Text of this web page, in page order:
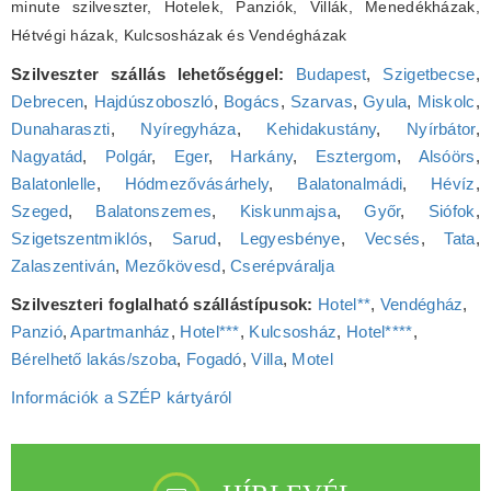
minute szilveszter, Hotelek, Panziók, Villák, Menedékházak,
Hétvégi házak, Kulcsosházak és Vendégházak
Szilveszter szállás lehetőséggel: Budapest, Szigetbecse,
Debrecen, Hajdúszoboszló, Bogács, Szarvas, Gyula, Miskolc,
Dunaharaszti, Nyíregyháza, Kehidakustány, Nyírbátor,
Nagyatád, Polgár, Eger, Harkány, Esztergom, Alsóörs,
Balatonlelle, Hódmezővásárhely, Balatonalmádi, Hévíz,
Szeged, Balatonszemes, Kiskunmajsa,Győr, Siófok,
Szigetszentmiklós, Sarud, Legyesbénye, Vecsés,Tata,
Zalaszentiván, Mezőkövesd,Cserépváralja
Szilveszteri foglalható szállástípusok: Hotel**, Vendégház,
Panzió,Apartmanház, Hotel***, Kulcsosház, Hotel****,
Bérelhető lakás/szoba, Fogadó,Villa, Motel
Információk a SZÉP kártyáról